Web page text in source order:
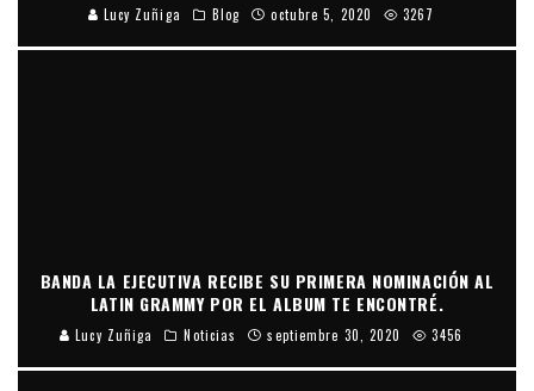
Lucy Zuñiga Blog octubre 5, 2020 3267
BANDA LA EJECUTIVA RECIBE SU PRIMERA NOMINACIÓN AL
LATIN GRAMMY POR EL ALBUM TE ENCONTRÉ.
Lucy Zuñiga Noticias septiembre 30, 2020 3456